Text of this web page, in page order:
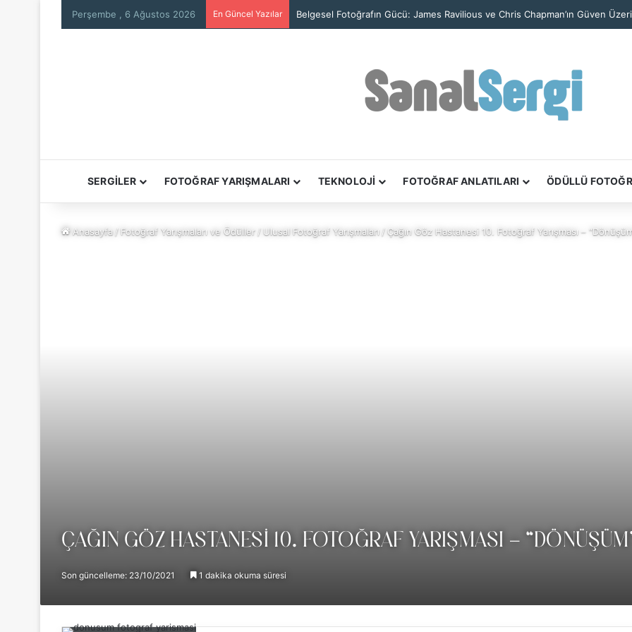
Perşembe , 6 Ağustos 2026 En Güncel Yazılar 2027 Pirelli Takvimi Tamamı Hintli Kadınlardan Oluşan Kadrosuyla Raghu
SERGİLER FOTOĞRAF YARIŞMALARI TEKNOLOJİ FOTOĞRAF ANLATILARI ÖDÜLLÜ
Anasayfa/Fotoğraf Yarışmaları ve Ödüller /Ulusal Fotoğraf Yarışmaları /Çağın Göz Hastanesi 10. Fotoğraf Yarışması –
ÇAĞIN GÖZ HASTANESI 10. FOTOĞRAF YARIŞMASI –
Son güncelleme: 23/10/2021 1 dakika okuma süresi